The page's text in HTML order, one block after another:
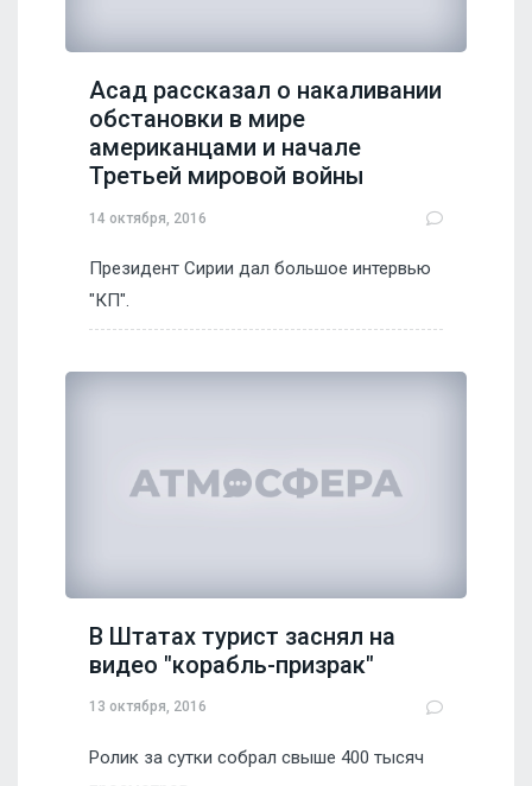
Асад рассказал о накаливании
обстановки в мире
американцами и начале
Третьей мировой войны
14 октября, 2016
Президент Сирии дал большое интервью
"КП".
В Штатах турист заснял на
видео "корабль-призрак"
13 октября, 2016
Ролик за сутки собрал свыше 400 тысяч